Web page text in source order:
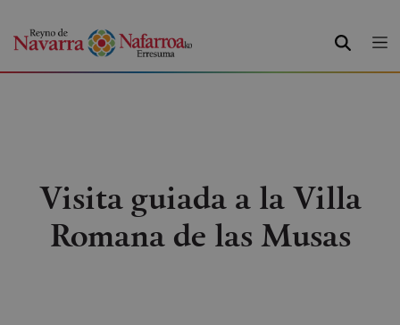
BUSCAR
Visita guiada a la Villa
Romana de las Musas